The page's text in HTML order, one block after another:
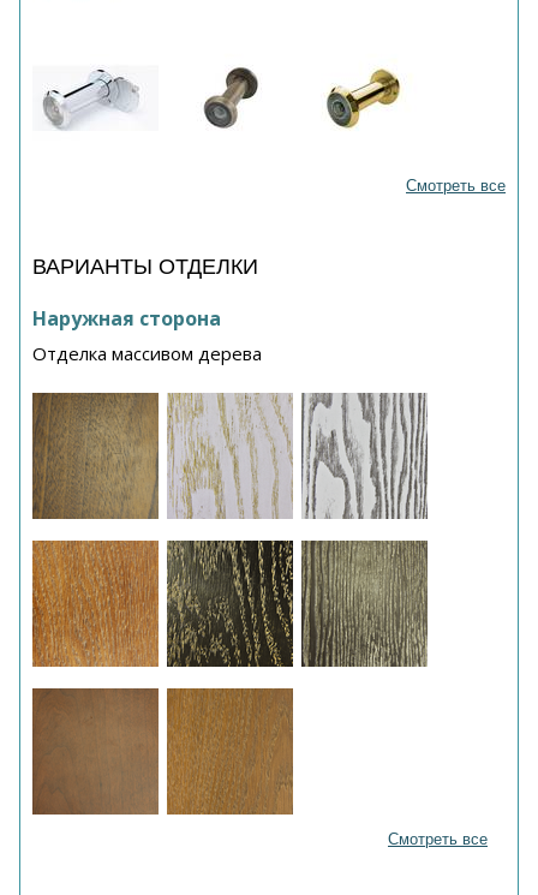
Смотреть все
ВАРИАНТЫ ОТДЕЛКИ
Наружная сторона
Отделка массивом дерева
Смотреть все